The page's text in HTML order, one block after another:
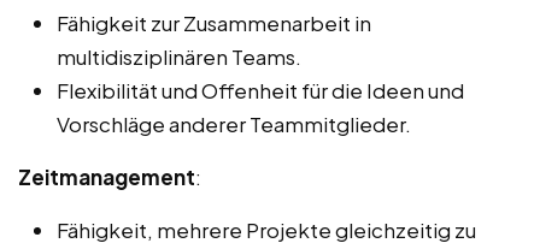
Fähigkeit zur Zusammenarbeit in
multidisziplinären Teams.
Flexibilität und Offenheit für die Ideen und
Vorschläge anderer Teammitglieder.
Zeitmanagement:
Fähigkeit, mehrere Projekte gleichzeitig zu